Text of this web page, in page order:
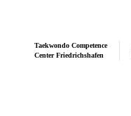
Taekwondo Competence
Center Friedrichshafen